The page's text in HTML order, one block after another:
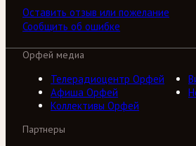
Оставить отзыв или пожелание
Сообщить об ошибке
Орфей медиа
Телерадиоцентр Орфей
Афиша Орфей
Коллективы Орфей
Партнеры